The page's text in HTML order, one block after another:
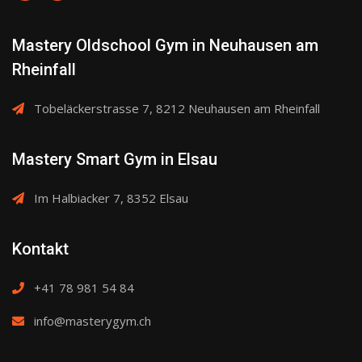
werden
Mastery Oldschool Gym in Neuhausen am
Rheinfall
Tobeläckerstrasse 7, 8212 Neuhausen am Rheinfall
Mastery Smart Gym in Elsau
Im Halbiacker 7, 8352 Elsau
Kontakt
+41 78 981 54 84
info@masterygym.ch